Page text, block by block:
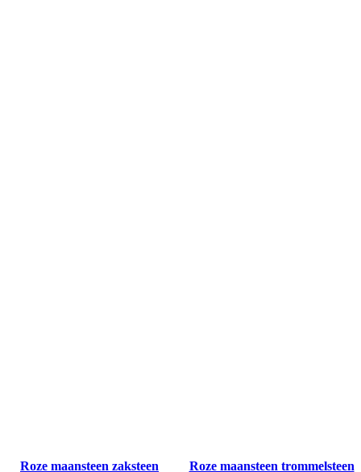
Roze maansteen zaksteen Roze maansteen trommelsteen